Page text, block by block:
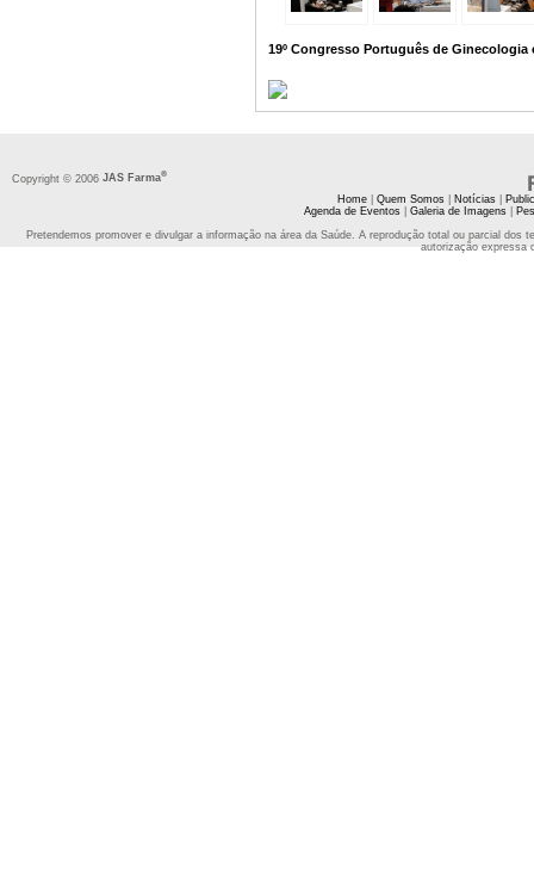
19º Congresso Português de Ginecologia
Copyright © 2006 JAS Farma®
Home| Quem Somos| Notícias|
Agenda de Eventos| Galeria de Imagens|
Pretendemos promover e divulgar a informação na área da Saúde. A reprodução total ou parcial
autorização expressa